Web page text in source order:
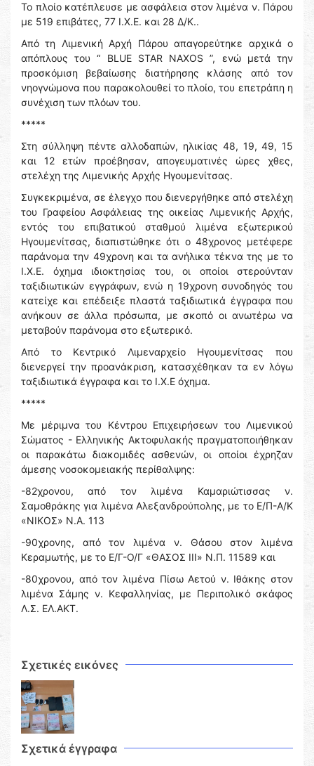
Το πλοίο κατέπλευσε με ασφάλεια στον λιμένα ν. Πάρου
με 519 επιβάτες, 77 Ι.Χ.Ε. και 28 Δ/Κ..
Από τη Λιμενική Αρχή Πάρου απαγορεύτηκε αρχικά ο
απόπλους του “ BLUE STAR NAXOS ”, ενώ μετά την
προσκόμιση βεβαίωσης διατήρησης κλάσης από τον
νηογνώμονα που παρακολουθεί το πλοίο, του επετράπη η
συνέχιση των πλόων του.
*****
Στη σύλληψη πέντε αλλοδαπών, ηλικίας 48, 19, 49, 15
και 12 ετών προέβησαν, απογευματινές ώρες χθες,
στελέχη της Λιμενικής Αρχής Ηγουμενίτσας.
Συγκεκριμένα, σε έλεγχο που διενεργήθηκε από στελέχη
του Γραφείου Ασφάλειας της οικείας Λιμενικής Αρχής,
εντός του επιβατικού σταθμού λιμένα εξωτερικού
Ηγουμενίτσας, διαπιστώθηκε ότι ο 48χρονος μετέφερε
παράνομα την 49χρονη και τα ανήλικα τέκνα της με το
Ι.Χ.Ε. όχημα ιδιοκτησίας του, οι οποίοι στερούνταν
ταξιδιωτικών εγγράφων, ενώ η 19χρονη συνοδηγός του
κατείχε και επέδειξε πλαστά ταξιδιωτικά έγγραφα που
ανήκουν σε άλλα πρόσωπα, με σκοπό οι ανωτέρω να
μεταβούν παράνομα στο εξωτερικό.
Από το Κεντρικό Λιμεναρχείο Ηγουμενίτσας που
διενεργεί την προανάκριση, κατασχέθηκαν τα εν λόγω
ταξιδιωτικά έγγραφα και το Ι.Χ.Ε όχημα.
*****
Με μέριμνα του Κέντρου Επιχειρήσεων του Λιμενικού
Σώματος - Ελληνικής Ακτοφυλακής πραγματοποιήθηκαν
οι παρακάτω διακομιδές ασθενών, οι οποίοι έχρηζαν
άμεσης νοσοκομειακής περίθαλψης:
-82χρονου, από τον λιμένα Καμαριώτισσας ν.
Σαμοθράκης για λιμένα Αλεξανδρούπολης, με το Ε/Π-Α/Κ
«ΝΙΚΟΣ» Ν.Α. 113
-90χρονης, από τον λιμένα ν. Θάσου στον λιμένα
Κεραμωτής, με το Ε/Γ-Ο/Γ «ΘΑΣΟΣ ΙΙΙ» Ν.Π. 11589 και
-80χρονου, από τον λιμένα Πίσω Αετού ν. Ιθάκης στον
λιμένα Σάμης ν. Κεφαλληνίας, με Περιπολικό σκάφος
Λ.Σ. ΕΛ.ΑΚΤ.
Σχετικές εικόνες
Σχετικά έγγραφα